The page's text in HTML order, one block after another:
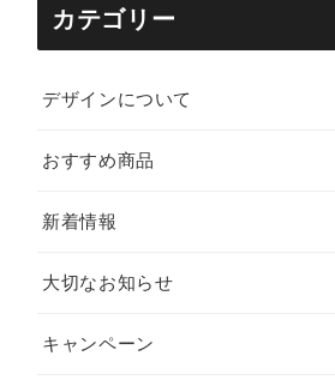
カテゴリー
デザインについて
おすすめ商品
新着情報
大切なお知らせ
キャンペーン